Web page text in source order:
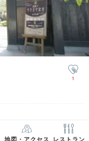
1
地図・アクセス レストラン